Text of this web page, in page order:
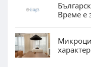
Време е
характер